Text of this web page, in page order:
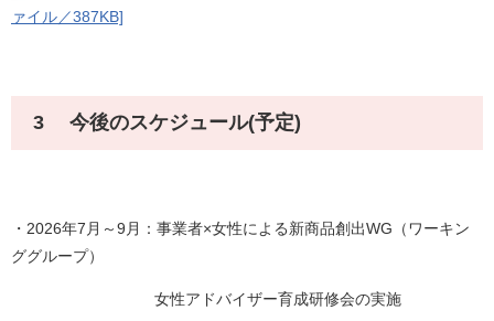
ァイル／387KB]
3 今後のスケジュール(予定)
・2026年7月～9月：事業者×女性による新商品創出WG（ワーキン
ググループ）
女性アドバイザー育成研修会の実施